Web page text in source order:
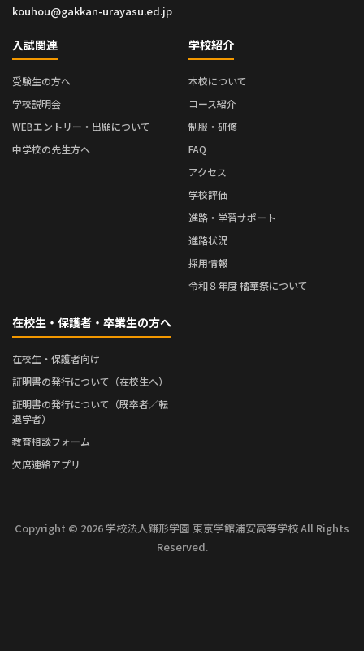
kouhou@gakkan-urayasu.ed.jp
入試関連
受験生の方へ
学校説明会
WEBエントリー・出願について
中学校の先生方へ
学校紹介
本校について
コース紹介
制服・研修
FAQ
アクセス
学校評価
進路・学習サポート
進路状況
採用情報
令和８年度 橘華祭について
在校生・保護者・卒業生の方へ
在校生・保護者向け
証明書の発行について（在校生へ）
証明書の発行について（既卒者／転
退学者）
教育相談フォーム
欠席連絡アプリ
Copyright © 2026 学校法人鎌形学園 東京学館浦安高等学校 All Rights
Reserved.